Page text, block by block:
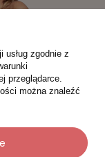
zgodnie z
przeglądarce.
można znaleźć